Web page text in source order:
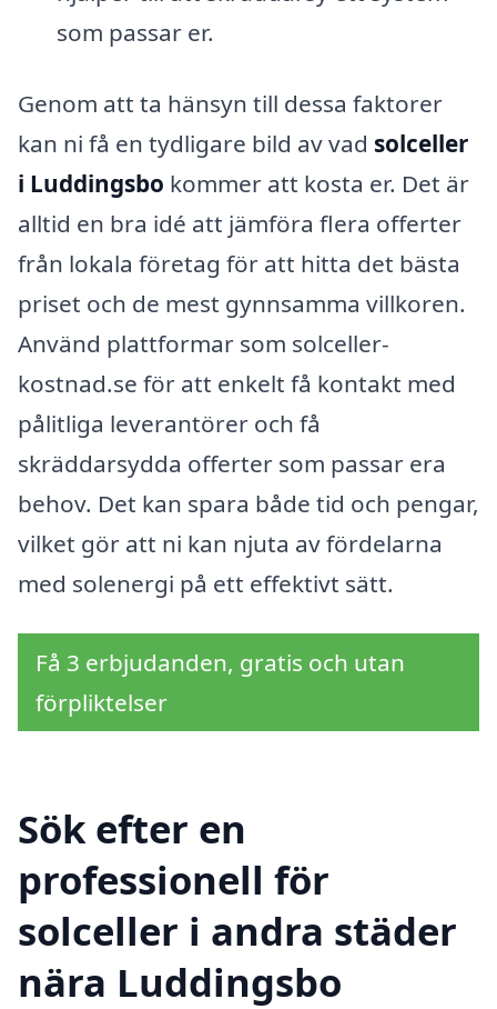
som passar er.
Genom att ta hänsyn till dessa faktorer
kan ni få en tydligare bild av vad solceller
i Luddingsbo kommer att kosta er. Det är
alltid en bra idé att jämföra flera offerter
från lokala företag för att hitta det bästa
priset och de mest gynnsamma villkoren.
Använd plattformar som solceller-
kostnad.se för att enkelt få kontakt med
pålitliga leverantörer och få
skräddarsydda offerter som passar era
behov. Det kan spara både tid och pengar,
vilket gör att ni kan njuta av fördelarna
med solenergi på ett effektivt sätt.
Få 3 erbjudanden, gratis och utan
förpliktelser
Sök efter en
professionell för
solceller i andra städer
nära Luddingsbo